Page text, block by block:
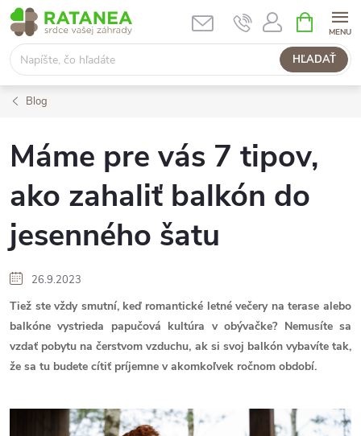
Prejsť
na
obsah
HĽADAŤ
KOŠÍK
Blog
Máme pre vás 7 tipov,
ako zahaliť balkón do
jesenného šatu
26.9.2023
Tiež ste vždy smutní, keď romantické letné večery na terase alebo
balkóne vystrieda papučová kultúra v obývačke? Nemusíte sa
vzdať pobytu na čerstvom vzduchu, ak si svoj balkón vybavíte tak,
že sa tu budete cítiť príjemne v akomkoľvek ročnom období.